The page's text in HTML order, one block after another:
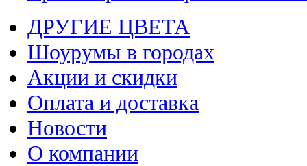
ДРУГИЕ ЦВЕТА
Шоурумы в городах
Акции и скидки
Оплата и доставка
Новости
О компании